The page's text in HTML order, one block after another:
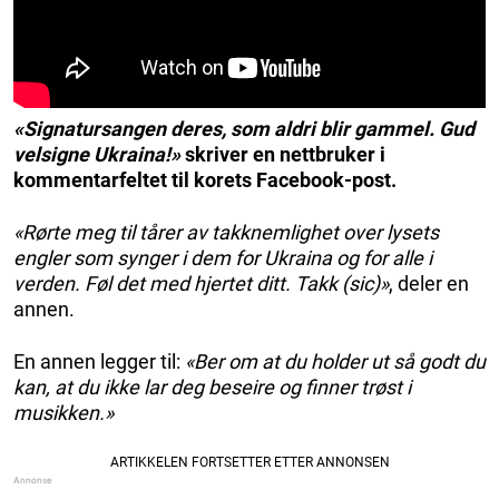
«Signatursangen deres, som aldri blir gammel. Gud
velsigne Ukraina!»skriver en nettbruker i
kommentarfeltet til korets Facebook-post.
«Rørte meg til tårer av takknemlighet over lysets
engler som synger i dem for Ukraina og for alle i
verden. Føl det med hjertet ditt. Takk (sic)», deler en
annen.
En annen legger til: «Ber om at du holder ut så godt du
kan, at du ikke lar deg beseire og finner trøst i
musikken.»